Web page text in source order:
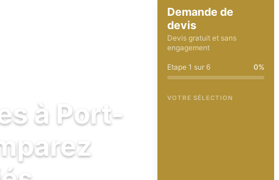
à Port-
Demande de
devis
Devis gratuit et sans
engagement
Etape 1 sur 6 0%
VOTRE SÉLECTION